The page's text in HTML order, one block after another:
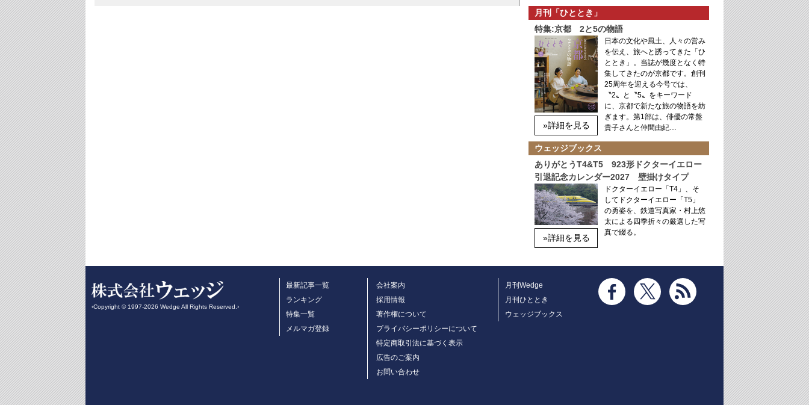
月刊「ひととき」
特集:京都 2と5の物語
»詳細を見る
日本の文化や風土、人々の営み
を伝え、旅へと誘ってきた「ひ
ととき」。当誌が幾度となく特
集してきたのが京都です。創刊
25周年を迎える今号では、
〝2〟と〝5〟をキーワード
に、京都で新たな旅の物語を紡
ぎます。第1部は、俳優の常盤
貴子さんと仲間由紀…
ウェッジブックス
ありがとうT4&T5 923形ドクターイエロー
引退記念カレンダー2027 壁掛けタイプ
»詳細を見る
ドクターイエロー「T4」、そ
してドクターイエロー「T5」
の勇姿を、鉄道写真家・村上悠
太による四季折々の厳選した写
真で綴る。
‹Copyright © 1997-2026 Wedge All Rights Reserved.›
最新記事一覧
ランキング
特集一覧
メルマガ登録
会社案内
採用情報
著作権について
プライバシーポリシーについて
特定商取引法に基づく表示
広告のご案内
お問い合わせ
月刊Wedge
月刊ひととき
ウェッジブックス